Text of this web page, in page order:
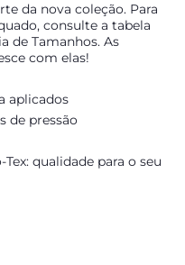
da nova coleção. Para
consulte a tabela
de Tamanhos. As
com elas!
aplicados
de pressão
qualidade para o seu